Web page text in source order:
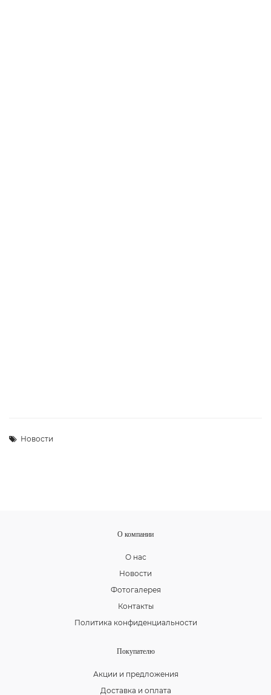
Новости
О компании
О нас
Новости
Фотогалерея
Контакты
Политика конфиденциальности
Покупателю
Акции и предложения
Доставка и оплата